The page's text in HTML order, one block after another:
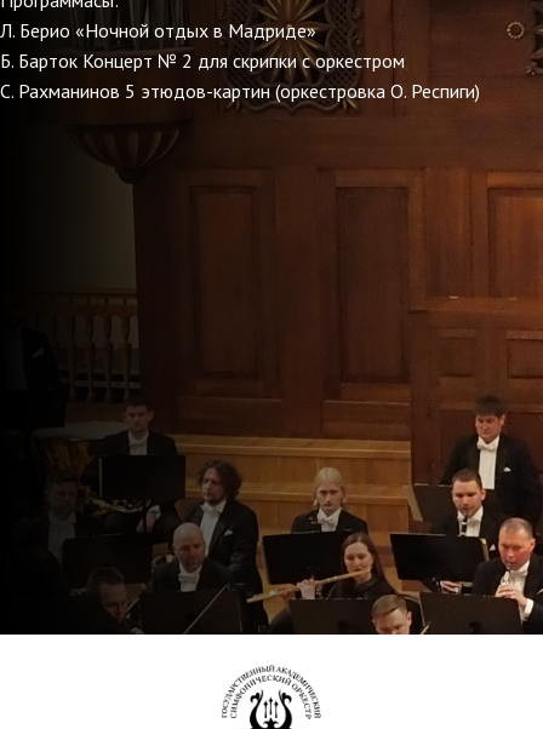
Л. Берио «Ночной отдых в Мадриде»
Б. Барток Концерт № 2 для скрипки с оркестром
С. Рахманинов 5 этюдов-картин (оркестровка О. Респиги)